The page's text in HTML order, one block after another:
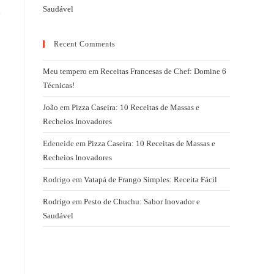
Saudável
Recent Comments
Meu tempero em Receitas Francesas de Chef: Domine 6
Técnicas!
João em Pizza Caseira: 10 Receitas de Massas e
Recheios Inovadores
Edeneide em Pizza Caseira: 10 Receitas de Massas e
Recheios Inovadores
Rodrigo em Vatapá de Frango Simples: Receita Fácil
Rodrigo em Pesto de Chuchu: Sabor Inovador e
Saudável